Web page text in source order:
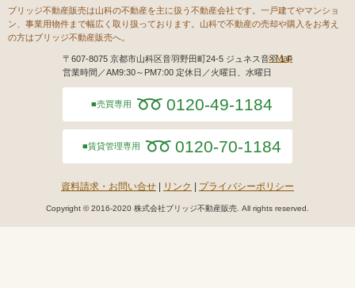
ブリッジ不動産販売は山科の不動産を主に扱う不動産会社です。一戸建てやマンショ
ン、事業用物件まで幅広く取り扱っております。山科で不動産の売却や購入をお考え
の方はブリッジ不動産販売へ。
Map
〒607-8075 京都市山科区音羽野田町24-5 ジュネス音羽１F
営業時間／AM9:30～PM7:00 定休日／火曜日、水曜日
売買専用 0120-49-1184
賃貸管理専用 0120-70-1184
資料請求・お問い合せ リンク プライバシーポリシー
Copyright © 2016-2020 株式会社ブリッジ不動産販売. All rights reserved.